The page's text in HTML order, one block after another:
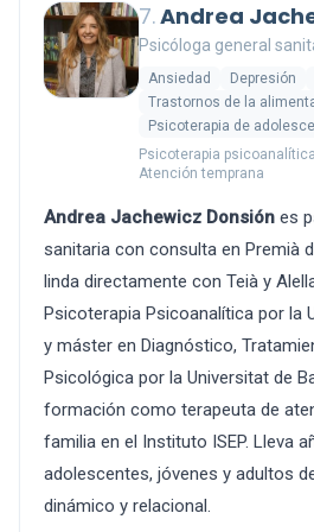
7.Andrea
Psicóloga general
Ansiedad Depresión
Trastornos de la
Psicoterapia de
Psicoterapia
Atención temprana
Andrea Jachewicz Donsión es
sanitaria con consulta en Premià
linda directamente con Teià y
Psicoterapia Psicoanalítica por la
y máster en Diagnóstico,
Psicológica por la Universitat de
formación como terapeuta de
familia en el Instituto ISEP. Lleva
adolescentes, jóvenes y adultos
dinámico y relacional.